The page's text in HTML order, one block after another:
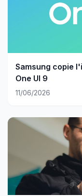
Samsung copie
One UI 9
11/06/2026